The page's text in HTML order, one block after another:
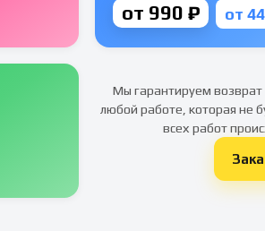
от 990 ₽ от
Мы гарантируем возврат
любой работе, которая не
всех работ